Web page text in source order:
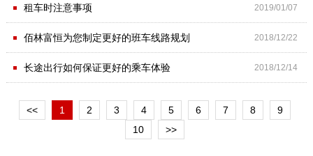
· 租车时注意事项 2019/01/07
· 佰林富恒为您制定更好的班车线路规划 2018/12/22
· 长途出行如何保证更好的乘车体验 2018/12/14
<< 1 2 3 4 5 6 7 8
9
10
>>